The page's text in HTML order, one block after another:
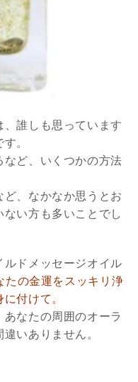
誰しも思っています
。
など、いくつかの方法
、なかなか思うとお
い方も多いことでし
ドメッセージオイル
たの金運をスッキリ浄
付けて。
なたの周囲のオーラ
いありません。